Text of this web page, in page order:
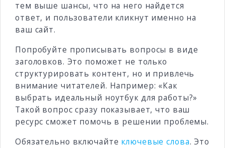
тем выше шансы, что на него найдется
ответ, и пользователи кликнут именно на
ваш сайт.
Попробуйте прописывать вопросы в виде
заголовков. Это поможет не только
структурировать контент, но и привлечь
внимание читателей. Например: «Как
выбрать идеальный ноутбук для работы?»
Такой вопрос сразу показывает, что ваш
ресурс сможет помочь в решении проблемы.
Обязательно включайте ключевые слова. Это